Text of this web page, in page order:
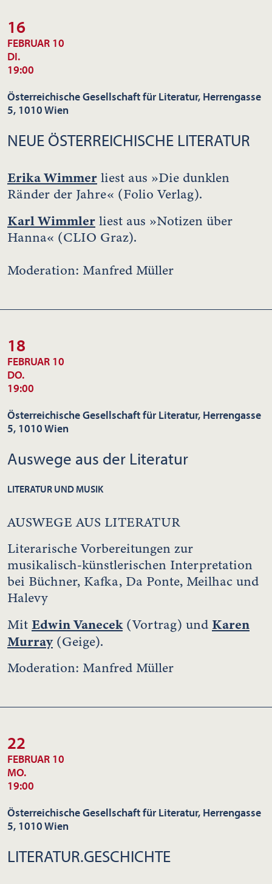
16
FEBRUAR 10
DI.
19:00
Österreichische Gesellschaft für Literatur, Herrengasse
5, 1010 Wien
NEUE ÖSTERREICHISCHE LITERATUR
Erika Wimmer liest aus »Die dunklen
Ränder der Jahre« (Folio Verlag).
Karl Wimmler liest aus »Notizen über
Hanna« (CLIO Graz).
Moderation: Manfred Müller
18
FEBRUAR 10
DO.
19:00
Österreichische Gesellschaft für Literatur, Herrengasse
5, 1010 Wien
Auswege aus der Literatur
LITERATUR UND MUSIK
AUSWEGE AUS LITERATUR
Literarische Vorbereitungen zur
musikalisch-künstlerischen Interpretation
bei Büchner, Kafka, Da Ponte, Meilhac und
Halevy
Mit Edwin Vanecek(Vortrag) und Karen
Murray(Geige).
Moderation: Manfred Müller
22
FEBRUAR 10
MO.
19:00
Österreichische Gesellschaft für Literatur, Herrengasse
5, 1010 Wien
LITERATUR.GESCHICHTE